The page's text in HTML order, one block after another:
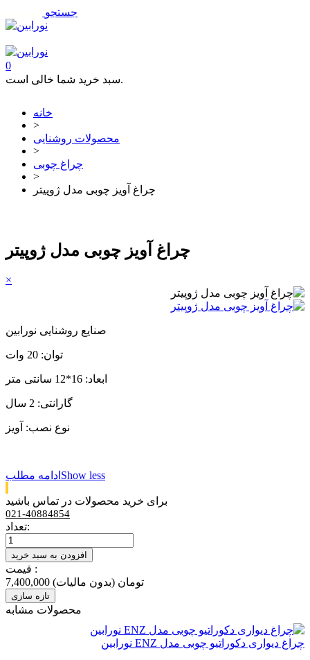
جستجو
0
سبد خرید شما خالی است.
خانه
>
محصولات روشنایی
>
چراغ چوبی
>
چراغ آویز چوبی مدل ژوپیتر
چراغ آویز چوبی مدل ژوپیتر
×
صنایع روشنایی نورابین
توان: 20 وات
ابعاد: 16*12 سانتی متر
گارانتی: 2 سال
نوع نصب: آویز
ادامه مطلب Show less
برای خرید محصولات در تماس باشید
021-40884854
تعداد:
افزودن به سبد خرید
قیمت :
7,400,000 تومان (بدون مالیات)
محصولات مشابه
چراغ دیواری دکوراتیو چوبی مدل ENZ نورابین